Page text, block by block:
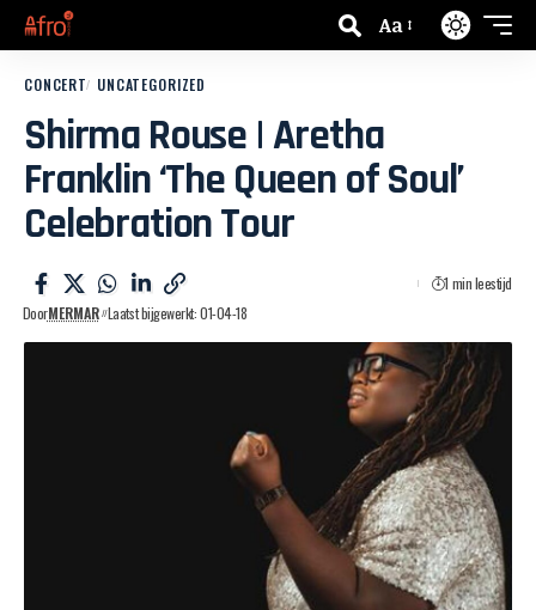
Aa
CONCERT UNCATEGORIZED
Shirma Rouse | Aretha
Franklin ‘The Queen of Soul’
Celebration Tour
DoorMERMAR Laatst bijgewerkt: 01-04-18
1 min leestijd